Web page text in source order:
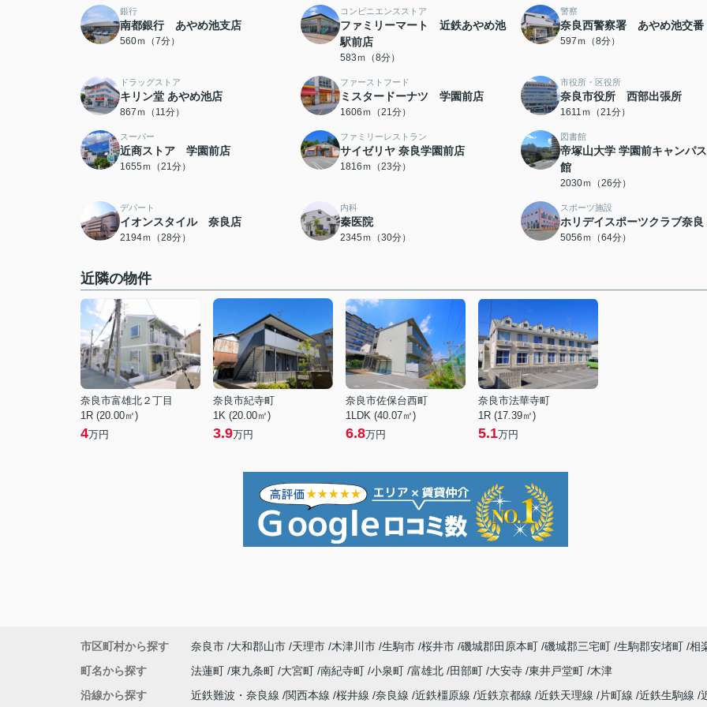
銀行
南都銀行 あやめ池支店
560ｍ（7分）
コンビニエンスストア
ファミリーマート 近鉄あやめ池
駅前店
583ｍ（8分）
警察
奈良西警察署 あやめ池交番
597ｍ（8分）
ドラッグストア
キリン堂 あやめ池店
867ｍ（11分）
ファーストフード
ミスタードーナツ 学園前店
1606ｍ（21分）
市役所・区役所
奈良市役所 西部出張所
1611ｍ（21分）
スーパー
近商ストア 学園前店
1655ｍ（21分）
ファミリーレストラン
サイゼリヤ 奈良学園前店
1816ｍ（23分）
図書館
帝塚山大学 学園前キャンパ
館
2030ｍ（26分）
デパート
イオンスタイル 奈良店
2194ｍ（28分）
内科
秦医院
2345ｍ（30分）
スポーツ施設
ホリデイスポーツクラブ奈良
5056ｍ（64分）
近隣の物件
奈良市富雄北２丁目
1R (20.00㎡)
4万円
奈良市紀寺町
1K (20.00㎡)
3.9万円
奈良市佐保台西町
1LDK (40.07㎡)
6.8万円
奈良市法華寺町
1R (17.39㎡)
5.1万円
市区町村から探す 奈良市 大和郡山市 天理市 木津川市 生駒市 桜井市 磯城郡田原本町 磯城郡三宅町 生駒郡安堵町 相
町名から探す
法蓮町 東九条町 大宮町 南紀寺町 小泉町 富雄北 田部町 大安寺 東井戸堂町 木津
沿線から探す
近鉄難波・奈良線 関西本線 桜井線 奈良線 近鉄橿原線 近鉄京都線 近鉄天理線 片町線 近鉄生駒線